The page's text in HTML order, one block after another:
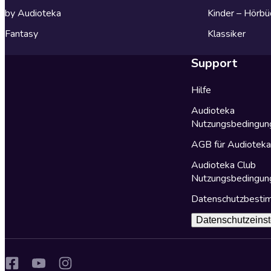
by Audioteka
Fantasy
Kinder –
Klassiker
Support
Hilfe
Audioteka
AGB für
Audioteka Club